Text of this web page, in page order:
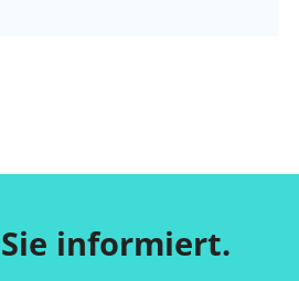
informiert.